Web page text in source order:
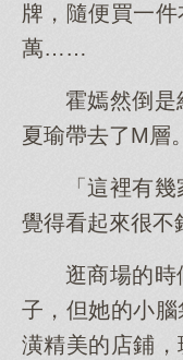
牌，隨便買一
萬……
霍嫣然倒
夏瑜帶去了M層。
「這裡有
覺得看起來很不
逛商場的時
子，但她的小
潢精美的店鋪，